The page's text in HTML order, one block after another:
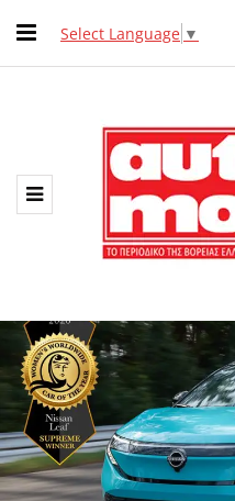
Select Language ▼